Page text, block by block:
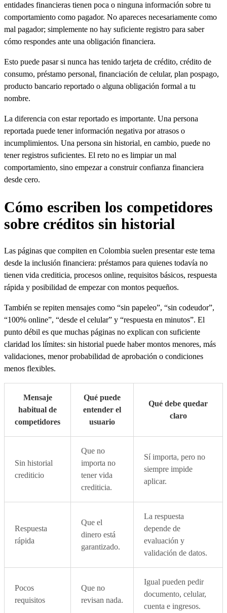
entidades financieras tienen poca o ninguna información sobre tu
comportamiento como pagador. No apareces necesariamente como
mal pagador; simplemente no hay suficiente registro para saber
cómo respondes ante una obligación financiera.
Esto puede pasar si nunca has tenido tarjeta de crédito, crédito de
consumo, préstamo personal, financiación de celular, plan pospago,
producto bancario reportado o alguna obligación formal a tu
nombre.
La diferencia con estar reportado es importante. Una persona
reportada puede tener información negativa por atrasos o
incumplimientos. Una persona sin historial, en cambio, puede no
tener registros suficientes. El reto no es limpiar un mal
comportamiento, sino empezar a construir confianza financiera
desde cero.
Cómo escriben los competidores
sobre créditos sin historial
Las páginas que compiten en Colombia suelen presentar este tema
desde la inclusión financiera: préstamos para quienes todavía no
tienen vida crediticia, procesos online, requisitos básicos, respuesta
rápida y posibilidad de empezar con montos pequeños.
También se repiten mensajes como “sin papeleo”, “sin codeudor”,
“100% online”, “desde el celular” y “respuesta en minutos”. El
punto débil es que muchas páginas no explican con suficiente
claridad los límites: sin historial puede haber montos menores, más
validaciones, menor probabilidad de aprobación o condiciones
menos flexibles.
Mensaje
habitual de
competidores
Qué puede
entender el
usuario
Qué debe quedar
claro
Sin historial
crediticio
Que no
importa no
tener vida
crediticia.
Sí importa, pero no
siempre impide
aplicar.
Respuesta
rápida
Que el
dinero está
garantizado.
La respuesta
depende de
evaluación y
validación de datos.
Pocos
requisitos
Que no
revisan nada.
Igual pueden pedir
documento, celular,
cuenta e ingresos.